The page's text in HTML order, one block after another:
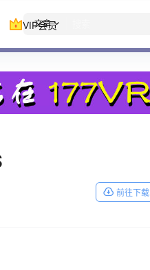
文章
VIP会员
前往下载